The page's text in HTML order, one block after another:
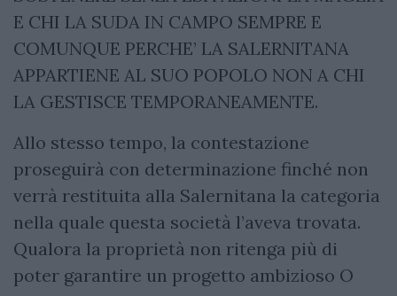
E CHI LA SUDA IN CAMPO SEMPRE E
COMUNQUE PERCHE’ LA SALERNITANA
APPARTIENE AL SUO POPOLO NON A CHI
LA GESTISCE TEMPORANEAMENTE.
Allo stesso tempo, la contestazione
proseguirà con determinazione finché non
verrà restituita alla Salernitana la categoria
nella quale questa società l’aveva trovata.
Qualora la proprietà non ritenga più di
poter garantire un progetto ambizioso O